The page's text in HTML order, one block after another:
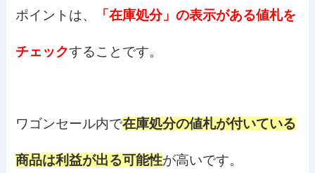
ポイントは、 「在庫処分」の表示がある値札を
チェックすることです。
ワゴンセール内で在庫処分の値札が付いている
商品は利益が出る可能性が高いです。